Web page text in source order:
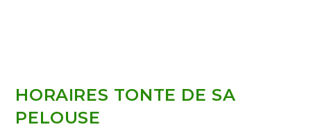
HORAIRES TONTE DE SA
PELOUSE